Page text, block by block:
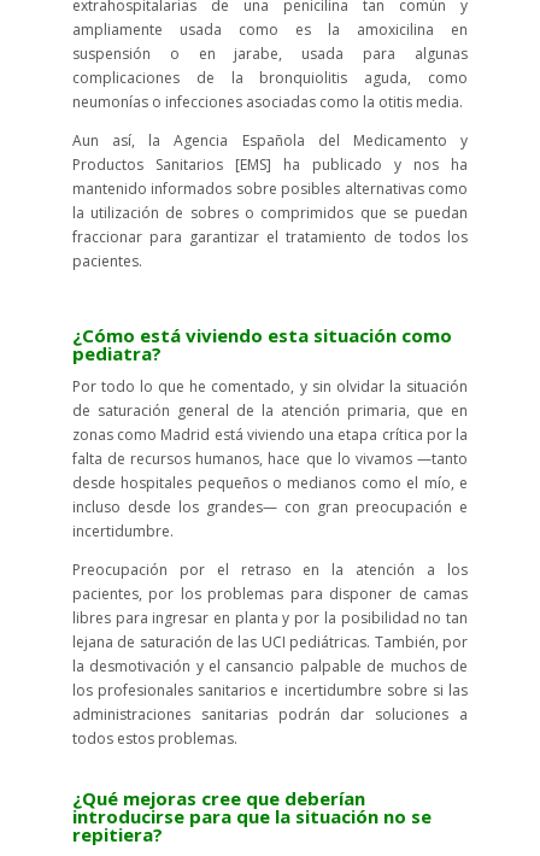
extrahospitalarias de una penicilina tan común y
ampliamente usada como es la amoxicilina en
suspensión o en jarabe, usada para algunas
complicaciones de la bronquiolitis aguda, como
neumonías o infecciones asociadas como la otitis media.
Aun así, la Agencia Española del Medicamento y
Productos Sanitarios [EMS] ha publicado y nos ha
mantenido informados sobre posibles alternativas como
la utilización de sobres o comprimidos que se puedan
fraccionar para garantizar el tratamiento de todos los
pacientes.
¿Cómo está viviendo esta situación como
pediatra?
Por todo lo que he comentado, y sin olvidar la situación
de saturación general de la atención primaria, que en
zonas como Madrid está viviendo una etapa crítica por la
falta de recursos humanos, hace que lo vivamos —tanto
desde hospitales pequeños o medianos como el mío, e
incluso desde los grandes— con gran preocupación e
incertidumbre.
Preocupación por el retraso en la atención a los
pacientes, por los problemas para disponer de camas
libres para ingresar en planta y por la posibilidad no tan
lejana de saturación de las UCI pediátricas. También, por
la desmotivación y el cansancio palpable de muchos de
los profesionales sanitarios e incertidumbre sobre si las
administraciones sanitarias podrán dar soluciones a
todos estos problemas.
¿Qué mejoras cree que deberían
introducirse para que la situación no se
repitiera?